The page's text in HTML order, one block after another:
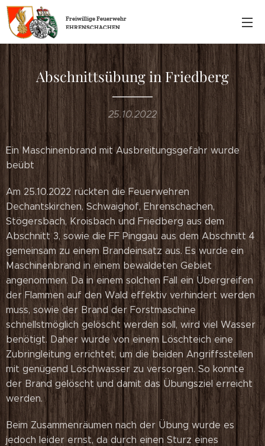
FreiwilligeFeuerwehr
EHRENSCHACHEN
Abschnittsübung in Friedberg
25.10.2022
Ein Maschinenbrand mit Ausbreitungsgefahr wurde
beübt
Am 25.10.2022 rückten die Feuerwehren
Dechantskirchen, Schwaighof, Ehrenschachen,
Stögersbach, Kroisbach und Friedberg aus dem
Abschnitt 3, sowie die FF Pinggau aus dem Abschnitt 4
gemeinsam zu einem Brandeinsatz aus. Es wurde ein
Maschinenbrand in einem bewaldeten Gebiet
angenommen. Da in einem solchen Fall ein Übergreifen
der Flammen auf den Wald effektiv verhindert werden
muss, sowie der Brand der Forstmaschine
schnellstmöglich gelöscht werden soll, wird viel Wasser
benötigt. Daher wurde von einem Löschteich eine
Zubringleitung errichtet, um die beiden Angriffsstellen
mit genügend Löschwasser zu versorgen. So konnte
der Brand gelöscht und damit das Übungsziel erreicht
werden.
Beim Zusammenräumen nach der Übung wurde es
jedoch leider ernst, da durch einen Sturz eines